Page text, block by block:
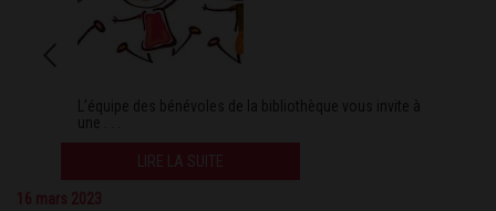
L’équipe des bénévoles de la bibliothèque vous invite à
une . . .
LIRE LA SUITE
16 mars 2023